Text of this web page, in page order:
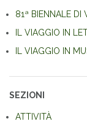
81ª BIENNALE DI
IL VIAGGIO IN
IL VIAGGIO IN
SEZIONI
ATTIVITÀ